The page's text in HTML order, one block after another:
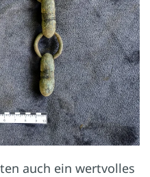
auch ein wert­volles